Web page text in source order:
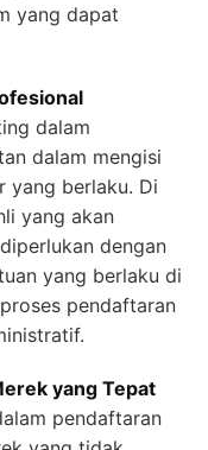
yang dapat
dalam
dalam mengisi
yang berlaku. Di
yang akan
dengan
yang berlaku di
pendaftaran
yang Tepat
pendaftaran